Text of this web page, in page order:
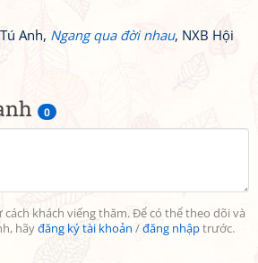
0
khách viếng thăm. Để có thể theo dõi và
hãyđăng ký tài khoản /đăng nhậptrước.
Anh, Ngang qua đời nhau, NXB Hội